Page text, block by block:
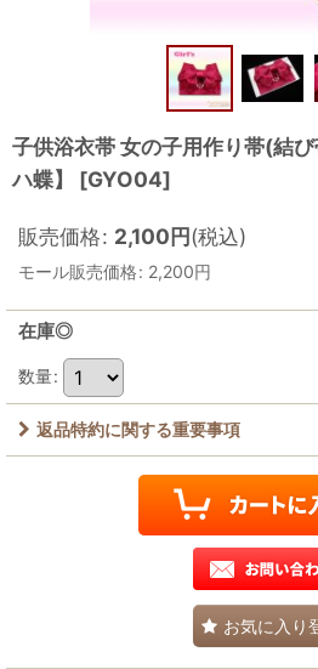
子供浴衣帯 女の子用作り帯(結
ハ蝶】
[GYO04]
販売価格: 2,100円(税込)
モール販売価格: 2,200円
在庫◎
数量:
返品特約に関する重要事項
お気に入り